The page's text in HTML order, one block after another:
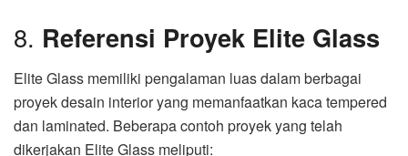
8. Referensi Proyek Elite Glass
Elite Glass memiliki pengalaman luas dalam berbagai
proyek desain interior yang memanfaatkan kaca tempered
dan laminated. Beberapa contoh proyek yang telah
dikerjakan Elite Glass meliputi: